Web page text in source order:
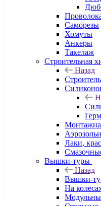
Саморезы
Хомуты
Анкеры
Такелаж
Строительная
Назад
Лаки,
Вышки-туры
Назад
Вышки-
На